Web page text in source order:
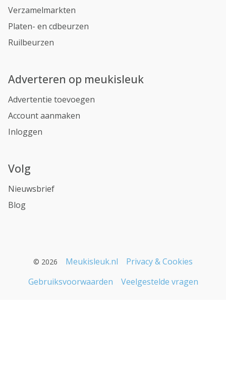
Verzamelmarkten
Platen- en cdbeurzen
Ruilbeurzen
Adverteren op meukisleuk
Advertentie toevoegen
Account aanmaken
Inloggen
Volg
Nieuwsbrief
Blog
© 2026 Meukisleuk.nl
Privacy & Cookies
Gebruiksvoorwaarden
Veelgestelde vragen